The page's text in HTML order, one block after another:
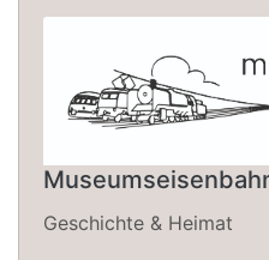
Geschichte & Heimat